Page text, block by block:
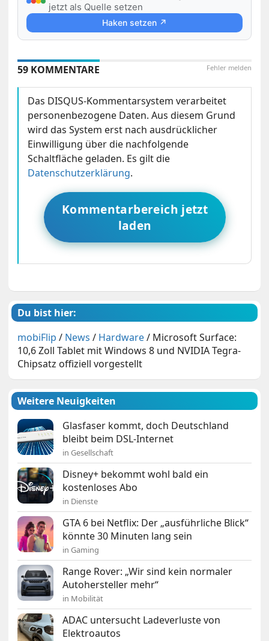
jetzt als Quelle setzen
Haken setzen ↗
Fehler melden
59 KOMMENTARE
Das DISQUS-Kommentarsystem verarbeitet
personenbezogene Daten. Aus diesem Grund
wird das System erst nach ausdrücklicher
Einwilligung über die nachfolgende
Schaltfläche geladen. Es gilt die
Datenschutzerklärung.
Kommentarbereich jetzt
laden
Du bist hier:
mobiFlip / News / Hardware/ Microsoft Surface:
10,6 Zoll Tablet mit Windows 8 und NVIDIA Tegra-
Chipsatz offiziell vorgestellt
Weitere Neuigkeiten
Glasfaser kommt, doch Deutschland
bleibt beim DSL-Internet
in Gesellschaft
Disney+ bekommt wohl bald ein
kostenloses Abo
in Dienste
GTA 6 bei Netflix: Der „ausführliche Blick“
könnte 30 Minuten lang sein
in Gaming
Range Rover: „Wir sind kein normaler
Autohersteller mehr“
in Mobilität
ADAC untersucht Ladeverluste von
Elektroautos